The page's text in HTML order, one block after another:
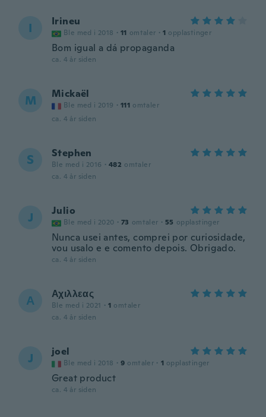
I Irineu
Ble med i 2018 · 11 omtaler · 1 opplastinger
Bom igual a dá propaganda
ca. 4 år siden
M Mickaël
Ble med i 2019 · 111 omtaler
ca. 4 år siden
S Stephen
Ble med i 2016 · 482 omtaler
ca. 4 år siden
J Julio
Ble med i 2020 · 73 omtaler · 55 opplastinger
Nunca usei antes, comprei por curiosidade,
vou usalo e e comento depois. Obrigado.
ca. 4 år siden
Α Αχιλλεας
Ble med i 2021 · 1 omtaler
ca. 4 år siden
J joel
Ble med i 2018 · 9 omtaler · 1 opplastinger
Great product
ca. 4 år siden